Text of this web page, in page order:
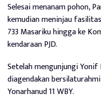
Selesai menanam pohon,
kemudian meninjau
733 Masariku hingga ke
kendaraan PJD.
Setelah mengunjungi Yonif
diagendakan
Yonarhanud 11 WBY.